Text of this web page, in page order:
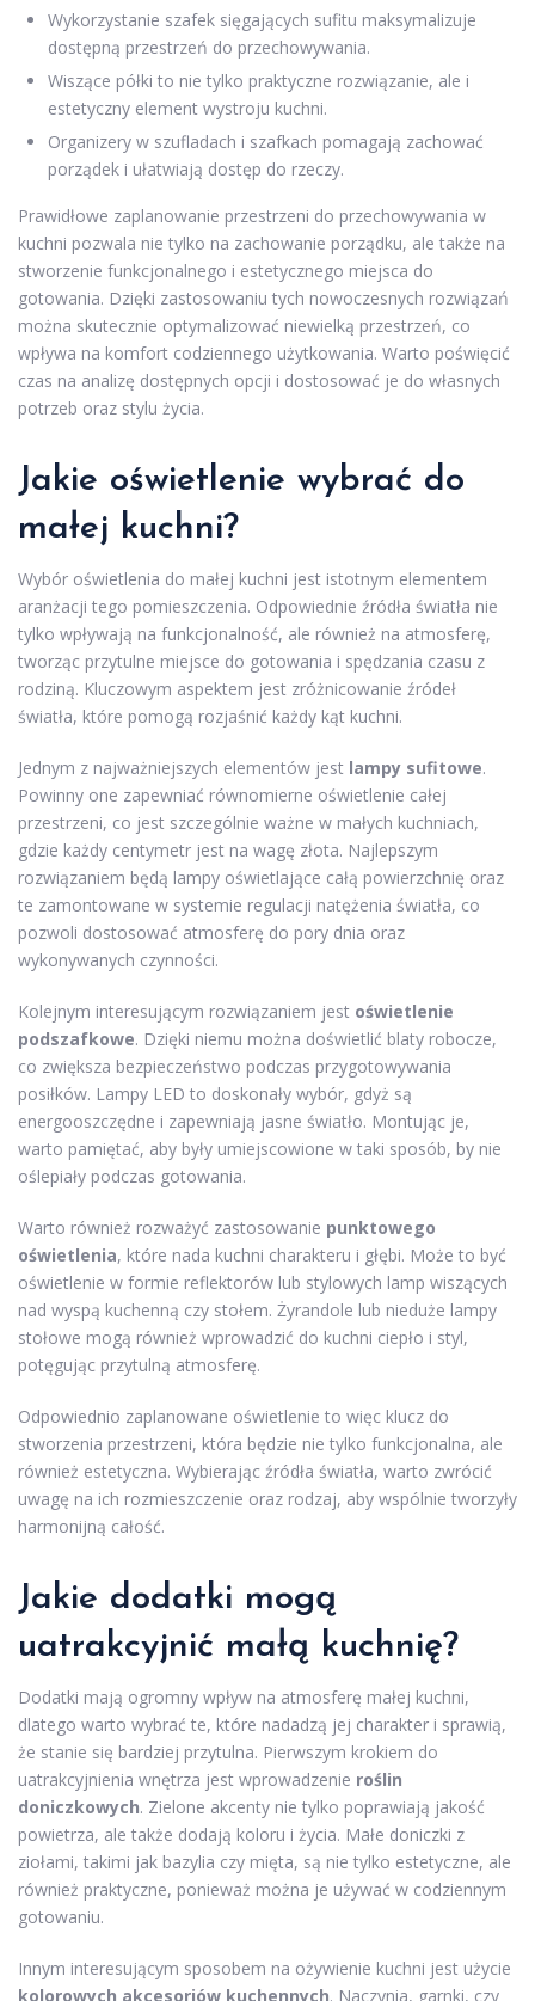
Wykorzystanie szafek sięgających sufitu maksymalizuje
dostępną przestrzeń do przechowywania.
Wiszące półki to nie tylko praktyczne rozwiązanie, ale i
estetyczny element wystroju kuchni.
Organizery w szufladach i szafkach pomagają zachować
porządek i ułatwiają dostęp do rzeczy.
Prawidłowe zaplanowanie przestrzeni do przechowywania w
kuchni pozwala nie tylko na zachowanie porządku, ale także na
stworzenie funkcjonalnego i estetycznego miejsca do
gotowania. Dzięki zastosowaniu tych nowoczesnych rozwiązań
można skutecznie optymalizować niewielką przestrzeń, co
wpływa na komfort codziennego użytkowania. Warto poświęcić
czas na analizę dostępnych opcji i dostosować je do własnych
potrzeb oraz stylu życia.
Jakie oświetlenie wybrać do
małej kuchni?
Wybór oświetlenia do małej kuchni jest istotnym elementem
aranżacji tego pomieszczenia. Odpowiednie źródła światła nie
tylko wpływają na funkcjonalność, ale również na atmosferę,
tworząc przytulne miejsce do gotowania i spędzania czasu z
rodziną. Kluczowym aspektem jest zróżnicowanie źródeł
światła, które pomogą rozjaśnić każdy kąt kuchni.
Jednym z najważniejszych elementów jest lampy sufitowe.
Powinny one zapewniać równomierne oświetlenie całej
przestrzeni, co jest szczególnie ważne w małych kuchniach,
gdzie każdy centymetr jest na wagę złota. Najlepszym
rozwiązaniem będą lampy oświetlające całą powierzchnię oraz
te zamontowane w systemie regulacji natężenia światła, co
pozwoli dostosować atmosferę do pory dnia oraz
wykonywanych czynności.
Kolejnym interesującym rozwiązaniem jest oświetlenie
podszafkowe. Dzięki niemu można doświetlić blaty robocze,
co zwiększa bezpieczeństwo podczas przygotowywania
posiłków. Lampy LED to doskonały wybór, gdyż są
energooszczędne i zapewniają jasne światło. Montując je,
warto pamiętać, aby były umiejscowione w taki sposób, by nie
oślepiały podczas gotowania.
Warto również rozważyć zastosowanie punktowego
oświetlenia, które nada kuchni charakteru i głębi. Może to być
oświetlenie w formie reflektorów lub stylowych lamp wiszących
nad wyspą kuchenną czy stołem. Żyrandole lub nieduże lampy
stołowe mogą również wprowadzić do kuchni ciepło i styl,
potęgując przytulną atmosferę.
Odpowiednio zaplanowane oświetlenie to więc klucz do
stworzenia przestrzeni, która będzie nie tylko funkcjonalna, ale
również estetyczna. Wybierając źródła światła, warto zwrócić
uwagę na ich rozmieszczenie oraz rodzaj, aby wspólnie tworzyły
harmonijną całość.
Jakie dodatki mogą
uatrakcyjnić małą kuchnię?
Dodatki mają ogromny wpływ na atmosferę małej kuchni,
dlatego warto wybrać te, które nadadzą jej charakter i sprawią,
że stanie się bardziej przytulna. Pierwszym krokiem do
uatrakcyjnienia wnętrza jest wprowadzenie roślin
doniczkowych. Zielone akcenty nie tylko poprawiają jakość
powietrza, ale także dodają koloru i życia. Małe doniczki z
ziołami, takimi jak bazylia czy mięta, są nie tylko estetyczne, ale
również praktyczne, ponieważ można je używać w codziennym
gotowaniu.
Innym interesującym sposobem na ożywienie kuchni jest użycie
kolorowych akcesoriów kuchennych. Naczynia, garnki, czy